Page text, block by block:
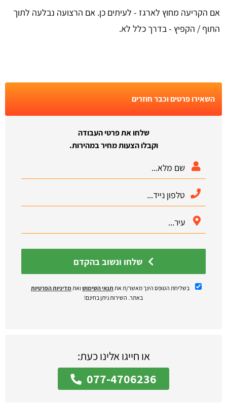
אם הקריעה מחוץ לארגז - לעיתים כן. אם הרצועה נבלעה לתוך
התוף / הקפיץ - בדרך כלל לא.
השאירו פרטים וכבר חוזרים
שלחו את פרטי העבודה
וקבלו הצעות מחיר במהירות.
בשליחת הטופס הינך מאשר/ת את תנאי השימוש ואתמדיניות הפרטיות
באתר. השירות ניתן בחינם!
או חייגו אלינו כעת:
077-4706236